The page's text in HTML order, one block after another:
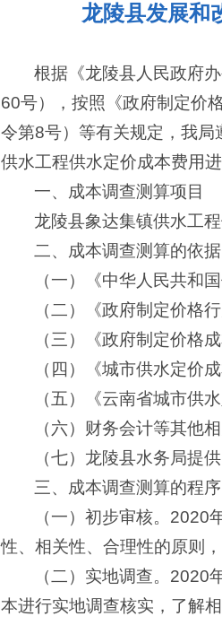
龙陵县发展和
根据《龙陵县人民政府
60号），按照《政府制定价
令第8号）等有关规定，我
供水工程供水定价成本费用
一、成本调查测算项目
龙陵县象达集镇供水工程
二、成本调查测算的依据
（一）《中华人民共和
（二）《政府制定价格
（三）《政府制定价格
（四）《城市供水定价
（五）《云南省城市供
（六）财务会计等其他
（七）龙陵县水务局提
三、成本调查测算的程序
（一）初步审核。
性、相关性、合理性的原则
（二）实地调查。
本进行实地调查核实，了解相